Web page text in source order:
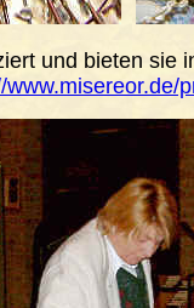
und bieten
www.misereor.de/